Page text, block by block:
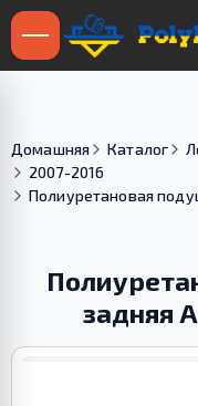
Домашняя Каталог
2007-2016
Полиуретановая
задняя